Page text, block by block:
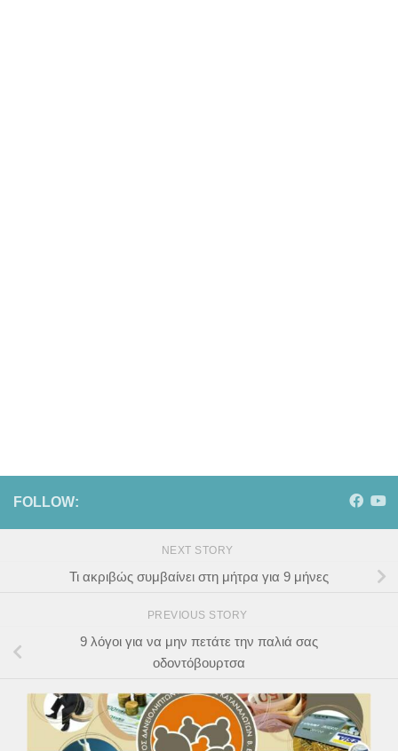
FOLLOW:
NEXT STORY
Τι ακριβώς συμβαίνει στη μήτρα για 9 μήνες
PREVIOUS STORY
9 λόγοι για να μην πετάτε την παλιά σας
οδοντόβουρτσα